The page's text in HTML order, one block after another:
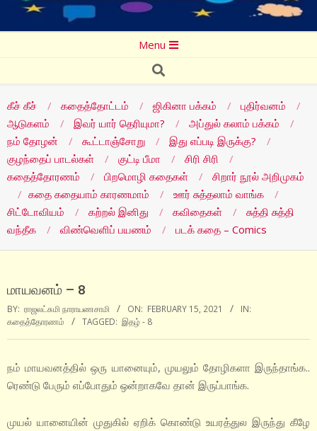
Menu
Search
கீச் கீச் கதைத்தோட்டம் ஜிகினா பக்கம்
புதிர்வனம்
ஆடுகளம்
இவர் யார் தெரியுமா?
அப்துல் கலாம் பக்கம்
நம் தோழன்
கூட்டாஞ்சோறு
இது எப்படி இருக்கு?
குழந்தைப் பாடல்கள்
குட்டி பீமா
சிரி சிரி
கதைத்தோரணம்
பிறமொழி கதைகள்
சிறார் நூல் அறிமுகம்
கதை கதையாம் காரணமாம்
ஊர் சுத்தலாம் வாங்க
சிட்டோவியம்
கற்றல் இனிது கவிதைகள்
சுத்தி சுத்தி
வந்தீக
விண்வெளிப் பயணம் படக் கதை – Comics
மாயவனம் – 8
BY: ராஜலட்சுமி நாராயணசாமி ON: FEBRUARY 15, 2021
IN:
கதைத்தோரணம்
TAGGED: இதழ் - 8
நம் மாயவனத்தில் ஒரு யானையும், முயலும் தோழிகளா இருந்தாங்க..
ரெண்டு பேரும் எப்போதும் ஒன்றாகவே தான் இருப்பாங்க.
முயல் யானையின் முதுகில் ஏறிக் கொண்டு உயரத்துல இருந்து கீழே